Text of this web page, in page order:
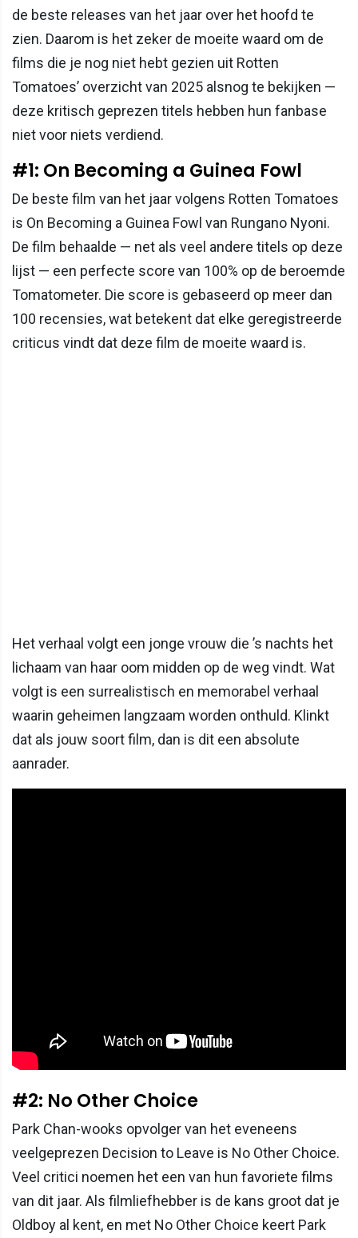
de beste releases van het jaar over het hoofd te
zien. Daarom is het zeker de moeite waard om de
films die je nog niet hebt gezien uit Rotten
Tomatoes’ overzicht van 2025 alsnog te bekijken —
deze kritisch geprezen titels hebben hun fanbase
niet voor niets verdiend.
#1: On Becoming a Guinea Fowl
De beste film van het jaar volgens Rotten Tomatoes
is On Becoming a Guinea Fowl van Rungano Nyoni.
De film behaalde — net als veel andere titels op deze
lijst — een perfecte score van 100% op de beroemde
Tomatometer. Die score is gebaseerd op meer dan
100 recensies, wat betekent dat elke geregistreerde
criticus vindt dat deze film de moeite waard is.
Het verhaal volgt een jonge vrouw die ’s nachts het
lichaam van haar oom midden op de weg vindt. Wat
volgt is een surrealistisch en memorabel verhaal
waarin geheimen langzaam worden onthuld. Klinkt
dat als jouw soort film, dan is dit een absolute
aanrader.
#2: No Other Choice
Park Chan-wooks opvolger van het eveneens
veelgeprezen Decision to Leave is No Other Choice.
Veel critici noemen het een van hun favoriete films
van dit jaar. Als filmliefhebber is de kans groot dat je
Oldboy al kent, en met No Other Choice keert Park